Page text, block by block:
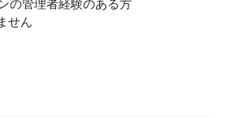
の管理者経験のある方
せん